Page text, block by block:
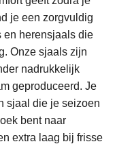
je een zorgvuldig
en herensjaals die
Onze sjaals zijn
nadrukkelijk
geproduceerd. Je
sjaal die je seizoen
bent naar
extra laag bij frisse